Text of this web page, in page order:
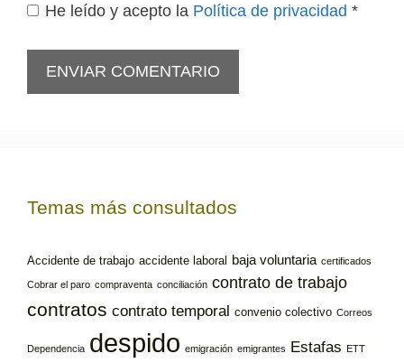
He leído y acepto la Política de privacidad *
Temas más consultados
Accidente de trabajo accidente laboral baja voluntaria certificados
Cobrar el paro compraventa conciliación contrato de trabajo
contratos contrato temporal convenio colectivo Correos
Dependencia despido emigración emigrantes Estafas ETT